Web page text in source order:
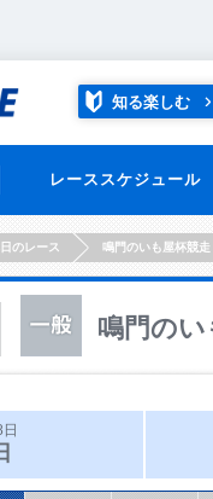
知る楽しむ
レーススケジュール
のレース 鳴門のいも屋杯競走
鳴門の